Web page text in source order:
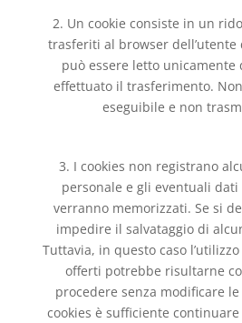
2. Un cookie consiste in un
trasferiti al browser dell’utente
può essere letto unicamente
effettuato il trasferimento.
eseguibile e non
3. I cookies non registrano
personale e gli eventuali
verranno memorizzati. Se si
impedire il salvataggio di
Tuttavia, in questo caso
offerti potrebbe risultarne
procedere senza modificare
cookies è sufficiente